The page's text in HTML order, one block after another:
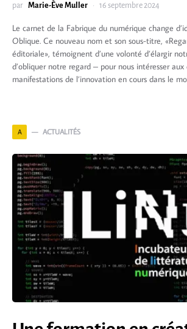
par Marie-Ève Muller 16 septembre 2024
Le carnet de la Fabrique du numérique change
Oblique. Ce nouveau nom et son sous-titre,
éditoriale», témoignent d’une volonté d’élargir
d’obliquer notre regard – pour nous intéresser aux
manifestations de l’innovation en cours dans le
A ACTUALITÉS